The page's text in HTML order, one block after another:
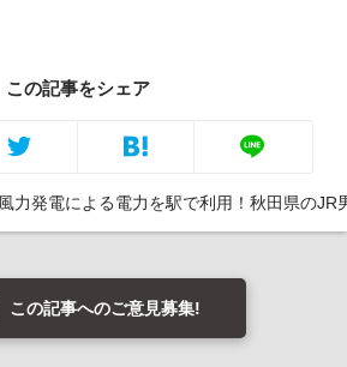
この記事をシェア
風力発電による電力を駅で利用！秋田県の
この記事へのご意見募集!